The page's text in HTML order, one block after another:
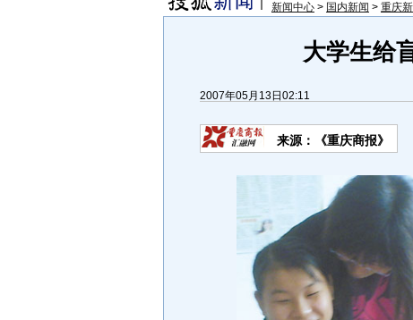
新闻中心 > 国内新闻 > 重庆
大学生给
2007年05月13日02:11
来源：《重庆商报》